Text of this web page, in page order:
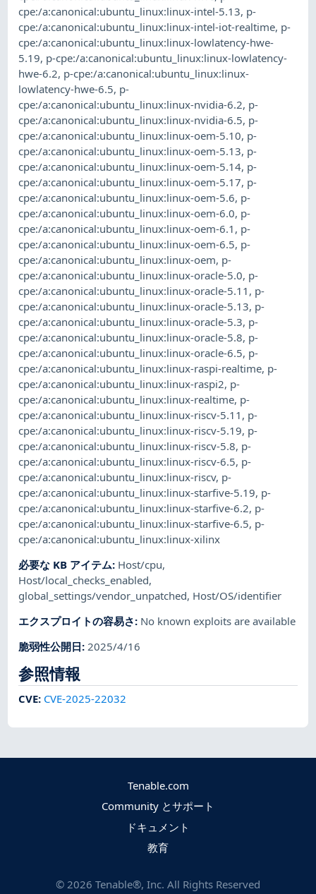
cpe:/a:canonical:ubuntu_linux:linux-intel-5.13, p-
cpe:/a:canonical:ubuntu_linux:linux-intel-iot-realtime, p-
cpe:/a:canonical:ubuntu_linux:linux-lowlatency-hwe-
5.19, p-cpe:/a:canonical:ubuntu_linux:linux-lowlatency-
hwe-6.2, p-cpe:/a:canonical:ubuntu_linux:linux-
lowlatency-hwe-6.5, p-
cpe:/a:canonical:ubuntu_linux:linux-nvidia-6.2, p-
cpe:/a:canonical:ubuntu_linux:linux-nvidia-6.5, p-
cpe:/a:canonical:ubuntu_linux:linux-oem-5.10, p-
cpe:/a:canonical:ubuntu_linux:linux-oem-5.13, p-
cpe:/a:canonical:ubuntu_linux:linux-oem-5.14, p-
cpe:/a:canonical:ubuntu_linux:linux-oem-5.17, p-
cpe:/a:canonical:ubuntu_linux:linux-oem-5.6, p-
cpe:/a:canonical:ubuntu_linux:linux-oem-6.0, p-
cpe:/a:canonical:ubuntu_linux:linux-oem-6.1 , p-
cpe:/a:canonical:ubuntu_linux:linux-oem-6.5, p-
cpe:/a:canonical:ubuntu_linux:linux-oem, p-
cpe:/a:canonical:ubuntu_linux:linux-oracle-5.0, p-
cpe:/a:canonical:ubuntu_linux:linux-oracle-5.11 , p-
cpe:/a:canonical:ubuntu_linux:linux-oracle-5.13, p-
cpe:/a:canonical:ubuntu_linux:linux-oracle-5.3, p-
cpe:/a:canonical:ubuntu_linux:linux-oracle-5.8, p-
cpe:/a:canonical:ubuntu_linux:linux-oracle-6.5, p-
cpe:/a:canonical:ubuntu_linux:linux-raspi-realtime, p-
cpe:/a:canonical:ubuntu_linux:linux-raspi2, p-
cpe:/a:canonical:ubuntu_linux:linux-realtime, p-
cpe:/a:canonical:ubuntu_linux:linux-riscv-5.11 , p-
cpe:/a:canonical:ubuntu_linux:linux-riscv-5.19, p-
cpe:/a:canonical:ubuntu_linux:linux-riscv-5.8, p-
cpe:/a:canonical:ubuntu_linux:linux-riscv-6.5, p-
cpe:/a:canonical:ubuntu_linux:linux-riscv, p-
cpe:/a:canonical:ubuntu_linux:linux-starfive-5.19, p-
cpe:/a:canonical:ubuntu_linux:linux-starfive-6.2, p-
cpe:/a:canonical:ubuntu_linux:linux-starfive-6.5, p-
cpe:/a:canonical:ubuntu_linux:linux-xilinx
必要な KB アイテム: Host/cpu,
Host/local_checks_enabled,
global_settings/vendor_unpatched, Host/OS/identifier
エクスプロイトの容易さ: No known exploits are available
脆弱性公開日:2025/4/16
参照情報
CVE: CVE-2025-22032
Tenable.com
Community とサポート
ドキュメント
教育
© 2026 Tenable®, Inc. All Rights Reserved